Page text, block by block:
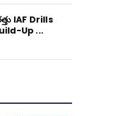
IAF Drills
Up ...